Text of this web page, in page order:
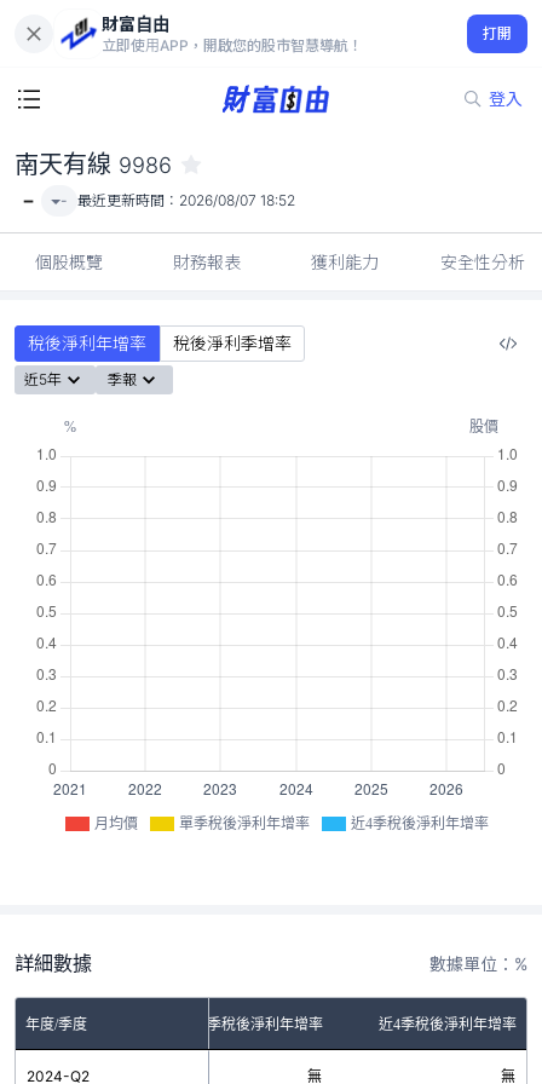
財富自由
立即使用APP，開啟您的股市智慧導航！
打開
登入
-
南天有線 9986
- - 最近更新時間： 2026/08/07 18:52
個股概覽 財務報表 獲利能力 安全性分析
稅後淨利年增率 稅後淨利季增率
近5年 季報
月均價 單季稅後淨利年增率 近4季稅後淨利年增率
詳細數據 數據單位：%
年度/季度 單季稅後淨利年增率 近4季稅後淨利年增率
2024-Q2 無 無